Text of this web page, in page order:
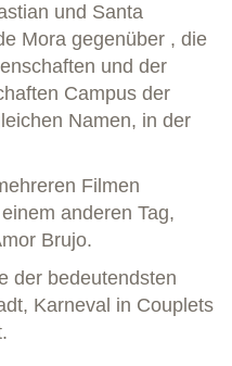
und Santa
Mora gegenüber , die
und der
Campus der
Namen, in der
Filmen
anderen Tag,
Brujo.
der bedeutendsten
Karneval in Couplets